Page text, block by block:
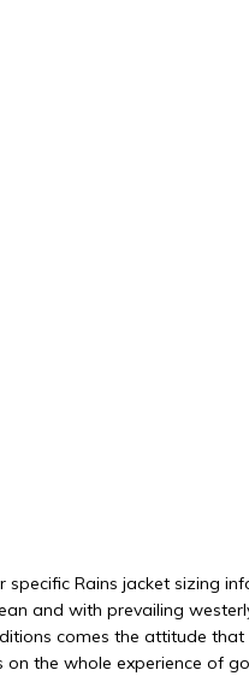
Rains jacket sizing
and with prevailing
comes the attitude
the whole experience of